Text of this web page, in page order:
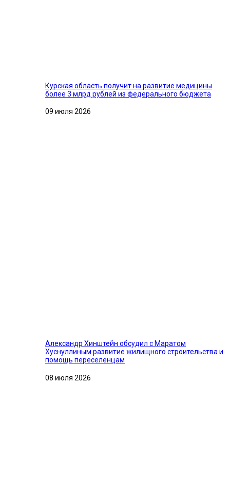
Курская область получит на развитие медицины
более 3 млрд рублей из федерального бюджета
09 июля 2026
Александр Хинштейн обсудил с Маратом
Хуснуллиным развитие жилищного строительства и
помощь переселенцам
08 июля 2026